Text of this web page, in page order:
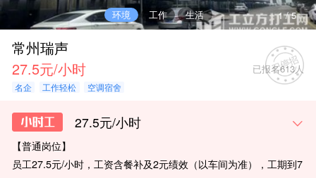
1/5
环境 工作 生活
常州瑞声
27.5元/小时
已报名613人
名企 工作轻松 空调宿舍
27.5元/小时
【普通岗位】
员工27.5元/小时，工资含餐补及2元绩效（以车间为准），工期到7